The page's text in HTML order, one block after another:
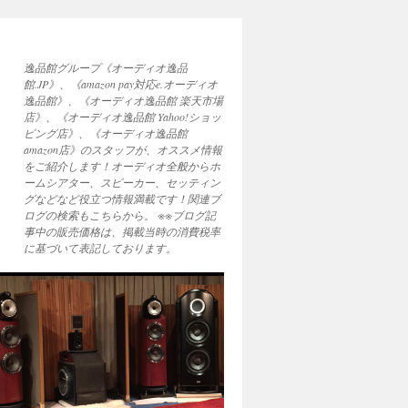
逸品館グループ《オーディオ逸品
館.JP》、《amazon pay対応e.オーディオ
逸品館》、《オーディオ逸品館 楽天市場
店》、《オーディオ逸品館 Yahoo!ショッ
ピング店》、《オーディオ逸品館
amazon店》のスタッフが、オススメ情報
をご紹介します！オーディオ全般からホ
ームシアター、スピーカー、セッティン
グなどなど役立つ情報満載です！関連ブ
ログの検索もこちらから。 ※※ブログ記
事中の販売価格は、掲載当時の消費税率
に基づいて表記しております。